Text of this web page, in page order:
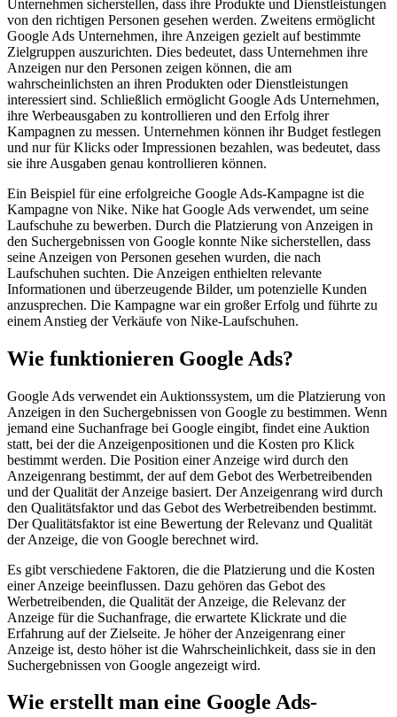
Unternehmen sicherstellen, dass ihre Produkte und Dienstleistungen
von den richtigen Personen gesehen werden. Zweitens ermöglicht
Google Ads Unternehmen, ihre Anzeigen gezielt auf bestimmte
Zielgruppen auszurichten. Dies bedeutet, dass Unternehmen ihre
Anzeigen nur den Personen zeigen können, die am
wahrscheinlichsten an ihren Produkten oder Dienstleistungen
interessiert sind. Schließlich ermöglicht Google Ads Unternehmen,
ihre Werbeausgaben zu kontrollieren und den Erfolg ihrer
Kampagnen zu messen. Unternehmen können ihr Budget festlegen
und nur für Klicks oder Impressionen bezahlen, was bedeutet, dass
sie ihre Ausgaben genau kontrollieren können.
Ein Beispiel für eine erfolgreiche Google Ads-Kampagne ist die
Kampagne von Nike. Nike hat Google Ads verwendet, um seine
Laufschuhe zu bewerben. Durch die Platzierung von Anzeigen in
den Suchergebnissen von Google konnte Nike sicherstellen, dass
seine Anzeigen von Personen gesehen wurden, die nach
Laufschuhen suchten. Die Anzeigen enthielten relevante
Informationen und überzeugende Bilder, um potenzielle Kunden
anzusprechen. Die Kampagne war ein großer Erfolg und führte zu
einem Anstieg der Verkäufe von Nike-Laufschuhen.
Wie funktionieren Google Ads?
Google Ads verwendet ein Auktionssystem, um die Platzierung von
Anzeigen in den Suchergebnissen von Google zu bestimmen. Wenn
jemand eine Suchanfrage bei Google eingibt, findet eine Auktion
statt, bei der die Anzeigenpositionen und die Kosten pro Klick
bestimmt werden. Die Position einer Anzeige wird durch den
Anzeigenrang bestimmt, der auf dem Gebot des Werbetreibenden
und der Qualität der Anzeige basiert. Der Anzeigenrang wird durch
den Qualitätsfaktor und das Gebot des Werbetreibenden bestimmt.
Der Qualitätsfaktor ist eine Bewertung der Relevanz und Qualität
der Anzeige, die von Google berechnet wird.
Es gibt verschiedene Faktoren, die die Platzierung und die Kosten
einer Anzeige beeinflussen. Dazu gehören das Gebot des
Werbetreibenden, die Qualität der Anzeige, die Relevanz der
Anzeige für die Suchanfrage, die erwartete Klickrate und die
Erfahrung auf der Zielseite. Je höher der Anzeigenrang einer
Anzeige ist, desto höher ist die Wahrscheinlichkeit, dass sie in den
Suchergebnissen von Google angezeigt wird.
Wie erstellt man eine Google Ads-